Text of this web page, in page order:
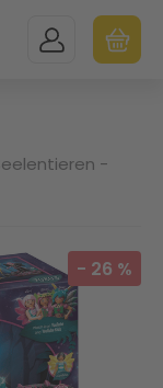
MEIN KONTO
-
- 26 %